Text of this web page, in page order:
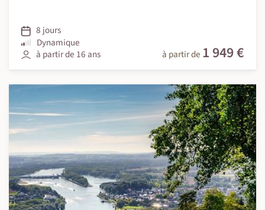
8 jours
Dynamique
à partir de 16 ans
à partir de 1 949 €